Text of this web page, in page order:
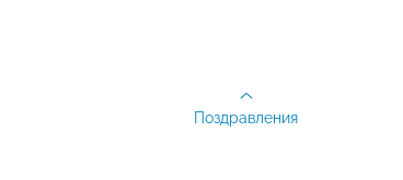
Поздравления